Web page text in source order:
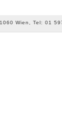
Wien, Tel: 01